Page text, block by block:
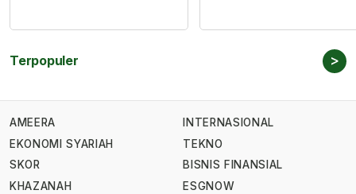
Terpopuler >
AMEERA
EKONOMI SYARIAH
SKOR
KHAZANAH
INTERNASIONAL
TEKNO
BISNIS FINANSIAL
ESGNOW